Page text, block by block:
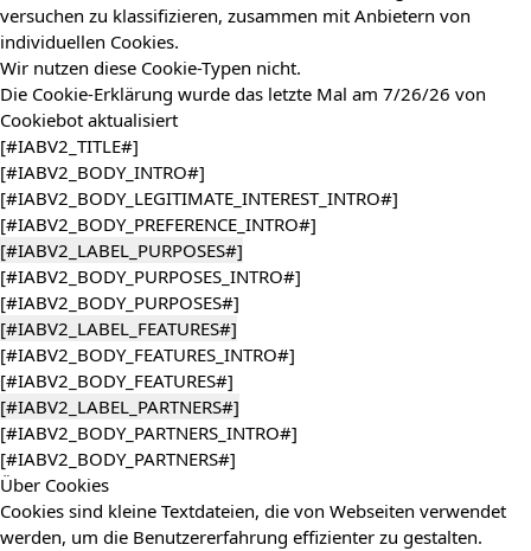
versuchen zu klassifizieren, zusammen mit Anbietern von
individuellen Cookies.
Wir nutzen diese Cookie-Typen nicht.
Die Cookie-Erklärung wurde das letzte Mal am 7/26/26 von
Cookiebot aktualisiert
[#IABV2_TITLE#]
[#IABV2_BODY_INTRO#]
[#IABV2_BODY_LEGITIMATE_INTEREST_INTRO#]
[#IABV2_BODY_PREFERENCE_INTRO#]
[#IABV2_LABEL_PURPOSES#]
[#IABV2_BODY_PURPOSES_INTRO#]
[#IABV2_BODY_PURPOSES#]
[#IABV2_LABEL_FEATURES#]
[#IABV2_BODY_FEATURES_INTRO#]
[#IABV2_BODY_FEATURES#]
[#IABV2_LABEL_PARTNERS#]
[#IABV2_BODY_PARTNERS_INTRO#]
[#IABV2_BODY_PARTNERS#]
Über Cookies
Cookies sind kleine Textdateien, die von Webseiten verwendet
werden, um die Benutzererfahrung effizienter zu gestalten.